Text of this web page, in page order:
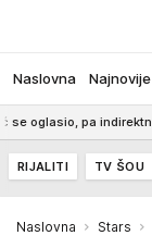
Naslovna Najnovije
pa indirektno
RIJALITI TV ŠOU
Naslovna Stars